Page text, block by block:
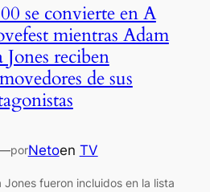
se convierte en A
mientras Adam
reciben
de sus
porNetoen TV
fueron incluidos en la lista